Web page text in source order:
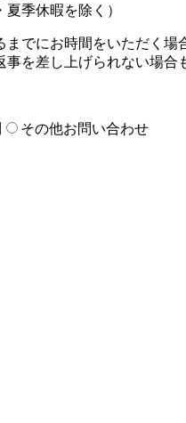
季休暇を除く）
でにお時間をいただく
を差し上げられない場合
その他お問い合わせ